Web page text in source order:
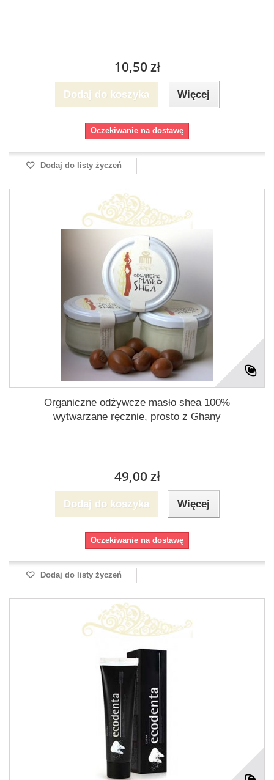
10,50 zł
Dodaj do koszyka Więcej
Oczekiwanie na dostawę
Dodaj do listy życzeń
Organiczne odżywcze masło shea 100%
wytwarzane ręcznie, prosto z Ghany
49,00 zł
Dodaj do koszyka Więcej
Oczekiwanie na dostawę
Dodaj do listy życzeń